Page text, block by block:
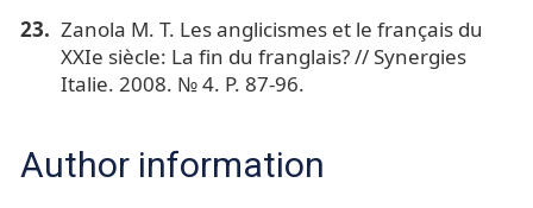
Zanola М. Т. Les anglicismes et le français du
XXIe siècle: La fin du franglais? // Synergies
Italie. 2008. № 4. P. 87-96.
Author information